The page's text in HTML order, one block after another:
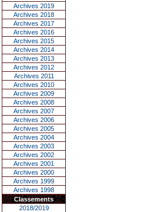
Archives 2019
Archives 2018
Archives 2017
Archives 2016
Archives 2015
Archives 2014
Archives 2013
Archives 2012
Archives 2011
Archives 2010
Archives 2009
Archives 2008
Archives 2007
Archives 2006
Archives 2005
Archives 2004
Archives 2003
Archives 2002
Archives 2001
Archives 2000
Archives 1999
Archives 1998
Classements
2018/2019